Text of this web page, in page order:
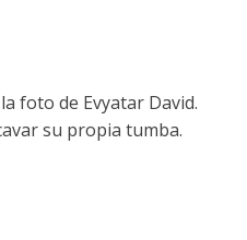
foto de Evyatar David.
su propia tumba.